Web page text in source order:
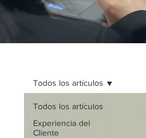
Todos los artículos
Experiencia del
Cliente
Todos los artículos